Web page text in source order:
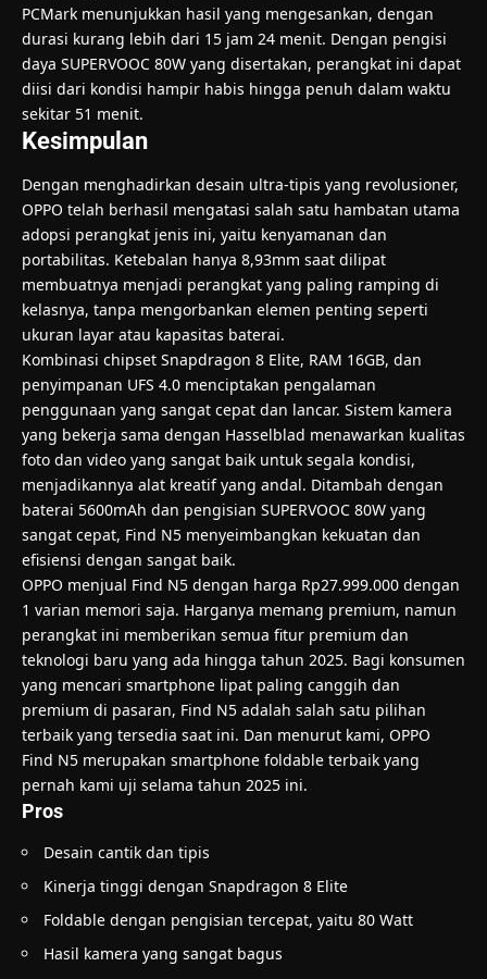
PCMark menunjukkan hasil yang mengesankan, dengan
durasi kurang lebih dari 15 jam 24 menit. Dengan pengisi
daya SUPERVOOC 80W yang disertakan, perangkat ini dapat
diisi dari kondisi hampir habis hingga penuh dalam waktu
sekitar 51 menit.
Kesimpulan
Dengan menghadirkan desain ultra-tipis yang revolusioner,
OPPO telah berhasil mengatasi salah satu hambatan utama
adopsi perangkat jenis ini, yaitu kenyamanan dan
portabilitas. Ketebalan hanya 8,93mm saat dilipat
membuatnya menjadi perangkat yang paling ramping di
kelasnya, tanpa mengorbankan elemen penting seperti
ukuran layar atau kapasitas baterai.
Kombinasi chipset Snapdragon 8 Elite, RAM 16GB, dan
penyimpanan UFS 4.0 menciptakan pengalaman
penggunaan yang sangat cepat dan lancar. Sistem kamera
yang bekerja sama dengan Hasselblad menawarkan kualitas
foto dan video yang sangat baik untuk segala kondisi,
menjadikannya alat kreatif yang andal. Ditambah dengan
baterai 5600mAh dan pengisian SUPERVOOC 80W yang
sangat cepat, Find N5 menyeimbangkan kekuatan dan
efisiensi dengan sangat baik.
OPPO menjual Find N5 dengan harga Rp27.999.000 dengan
1 varian memori saja. Harganya memang premium, namun
perangkat ini memberikan semua fitur premium dan
teknologi baru yang ada hingga tahun 2025. Bagi konsumen
yang mencari smartphone lipat paling canggih dan
premium di pasaran, Find N5 adalah salah satu pilihan
terbaik yang tersedia saat ini. Dan menurut kami, OPPO
Find N5 merupakan smartphone foldable terbaik yang
pernah kami uji selama tahun 2025 ini.
Pros
Desain cantik dan tipis
Kinerja tinggi dengan Snapdragon 8 Elite
Foldable dengan pengisian tercepat, yaitu 80 Watt
Hasil kamera yang sangat bagus